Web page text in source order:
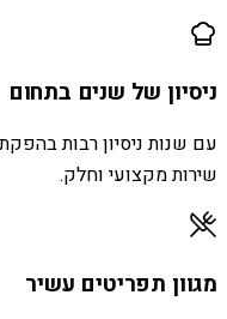
ניסיון של שנים בתחום
עם שנות ניסיון רבות
שירות מקצועי וחלק.
מגוון תפריטים עשיר